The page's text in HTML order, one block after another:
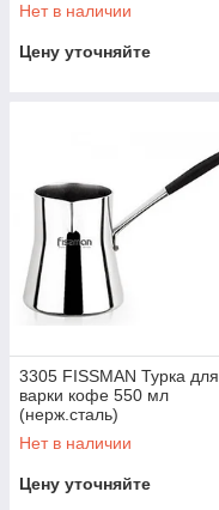
Нет в наличии
Цену уточняйте
3305 FISSMAN Турка для
варки кофе 550 мл
(нерж.сталь)
Нет в наличии
Цену уточняйте